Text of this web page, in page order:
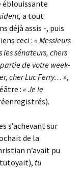
éblouissante
a tout
déjà assis -, puis
ceci : « Messieurs
sénateurs, chers
de votre week-
cher Luc Ferry… »,
: « Je le
s’achevant sur
de la
n’avait pu
tu